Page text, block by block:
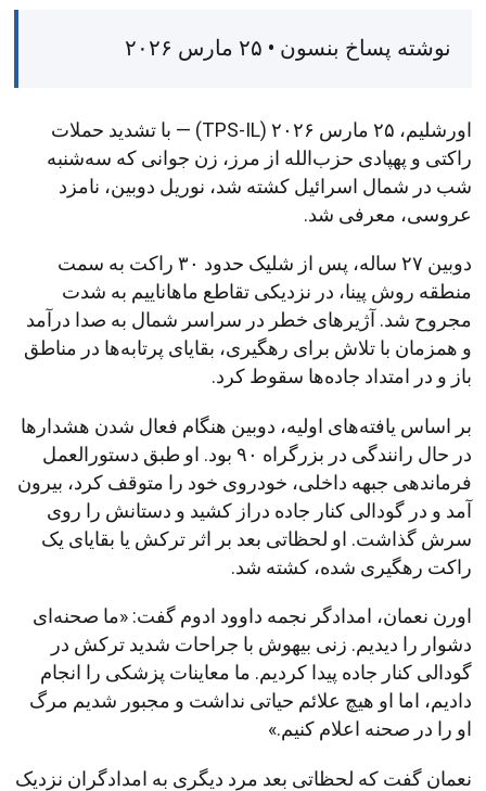
نوشته پساخ بنسون • ۲۵ مارس ۲۰۲۶
اورشلیم، ۲۵ مارس ۲۰۲۶ (TPS-IL) — با تشدید حملات
راکتی و پهپادی حزب‌الله از مرز، زن جوانی که سه‌شنبه
شب در شمال اسرائیل کشته شد، نوریل دوبین، نامزد
عروسی، معرفی شد.
دوبین ۲۷ ساله، پس از شلیک حدود ۳۰ راکت به سمت
منطقه روش پینا، در نزدیکی تقاطع ماهاناییم به شدت
مجروح شد. آژیرهای خطر در سراسر شمال به صدا درآمد
و همزمان با تلاش برای رهگیری، بقایای پرتابه‌ها در مناطق
باز و در امتداد جاده‌ها سقوط کرد.
بر اساس یافته‌های اولیه، دوبین هنگام فعال شدن هشدارها
در حال رانندگی در بزرگراه ۹۰ بود. او طبق دستورالعمل
فرماندهی جبهه داخلی، خودروی خود را متوقف کرد، بیرون
آمد و در گودالی کنار جاده دراز کشید و دستانش را روی
سرش گذاشت. او لحظاتی بعد بر اثر ترکش یا بقایای یک
راکت رهگیری شده، کشته شد.
اورن نعمان، امدادگر نجمه داوود ادوم گفت: «ما صحنه‌ای
دشوار را دیدیم. زنی بیهوش با جراحات شدید ترکش در
گودالی کنار جاده پیدا کردیم. ما معاینات پزشکی را انجام
دادیم، اما او هیچ علائم حیاتی نداشت و مجبور شدیم مرگ
او را در صحنه اعلام کنیم.»
نعمان گفت که لحظاتی بعد مرد دیگری به امدادگران نزدیک